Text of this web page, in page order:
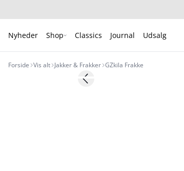
Nyheder Shop Classics Journal Udsalg
Forside Vis alt Jakker & Frakker GZkila Frakke
- 50%Previous slide